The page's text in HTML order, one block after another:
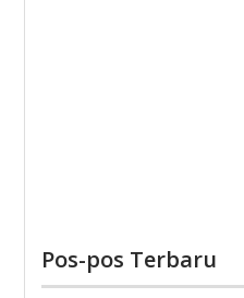
Pos-pos Terbaru